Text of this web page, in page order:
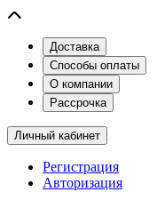
Доставка
Способы оплаты
О компании
Рассрочка
Личный кабинет
Регистрация
Авторизация